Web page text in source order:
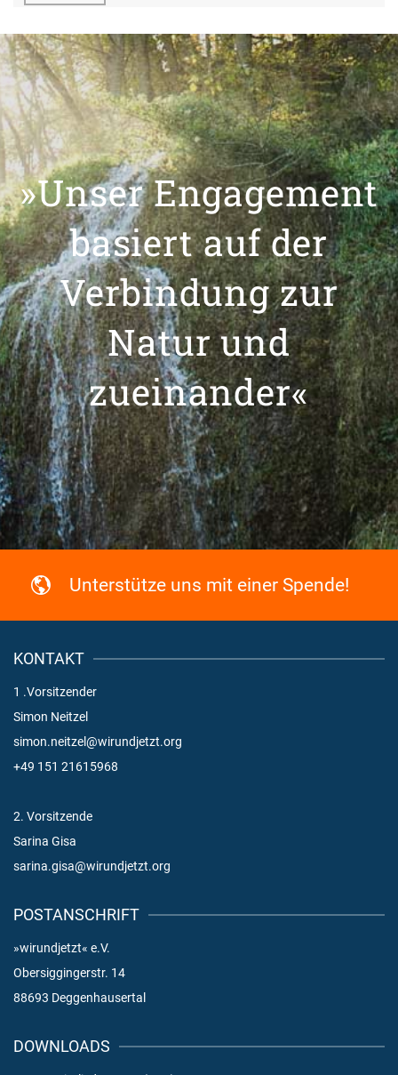
»Unser Engagement
basiert auf der
Verbindung zur
Natur und
zueinander«
Unterstütze uns mit einer Spende!
KONTAKT
1 .Vorsitzender
Simon Neitzel
simon.neitzel@wirundjetzt.org
+49 151 21615968
2. Vorsitzende
Sarina Gisa
sarina.gisa@wirundjetzt.org
POSTANSCHRIFT
»wirundjetzt« e.V.
Obersiggingerstr. 14
88693 Deggenhausertal
DOWNLOADS